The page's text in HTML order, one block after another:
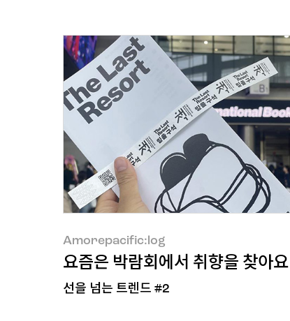
Amorepacific:log
Amorepacific:log
요즘은 박람회에서 취향을 찾아요
선을 넘는 트렌드 #2